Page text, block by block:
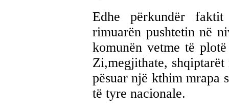
Edhe përkundër
rimuarën pushtetin në
komunën vetme të
Zi,megjithate,
pësuar një kthim mrapa
të tyre nacionale.